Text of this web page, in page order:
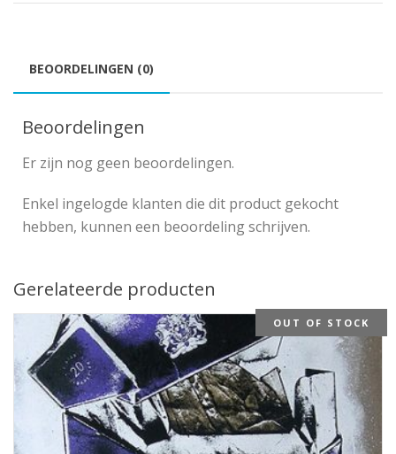
BEOORDELINGEN (0)
Beoordelingen
Er zijn nog geen beoordelingen.
Enkel ingelogde klanten die dit product gekocht
hebben, kunnen een beoordeling schrijven.
Gerelateerde producten
OUT OF STOCK